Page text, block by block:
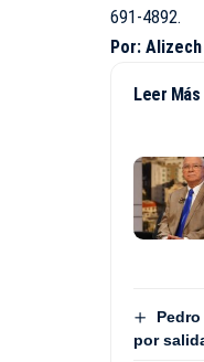
691-4892.
Por:
Leer Más
por